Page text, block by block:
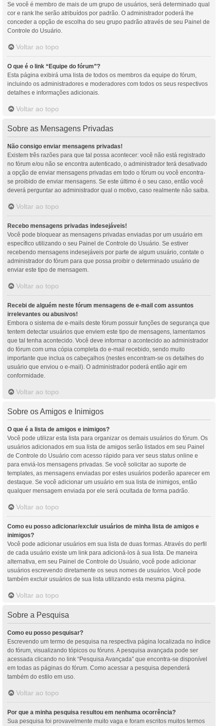
Se você é membro de mais de um grupo de usuários, será determinado qual
cor e rank lhe serão atribuídos por padrão. O administrador poderá lhe
conceder a opção de escolha do seu grupo padrão através de seu Painel de
Controle do Usuário.
Voltar ao topo
O que é o link “Equipe do fórum”?
Esta página exibirá uma lista de todos os membros da equipe do fórum,
incluindo os administradores e moderadores com todos os seus respectivos
detalhes e informações adicionais.
Voltar ao topo
Sobre as Mensagens Privadas
Não consigo enviar mensagens privadas!
Existem três razões para que tal possa acontecer: você não está registrado
no fórum e/ou não se encontra autenticado, o administrador terá desativado
a opção de enviar mensagens privadas em todo o fórum ou você encontra-
se proibido de enviar mensagens. Se este último é o seu caso, então você
deverá perguntar ao administrador qual o motivo, caso realmente não saiba.
Voltar ao topo
Recebo mensagens privadas indesejáveis!
Você pode bloquear as mensagens privadas enviadas por um usuário em
específico utilizando o seu Painel de Controle do Usuário. Se estiver
recebendo mensagens indesejáveis por parte de algum usuário, contate o
administrador do fórum para que possa proibir o determinado usuário de
enviar este tipo de mensagem.
Voltar ao topo
Recebi de alguém neste fórum mensagens de e-mail com assuntos
irrelevantes ou abusivos!
Embora o sistema de e-mails deste fórum possuir funções de segurança que
tentem detectar usuários que enviem este tipo de mensagens, lamentamos
que tal tenha acontecido. Você deve informar o acontecido ao administrador
do fórum com uma cópia completa do e-mail recebido, sendo muito
importante que inclua os cabeçalhos (nestes encontram-se os detalhes do
usuário que enviou o e-mail). O administrador poderá então agir em
conformidade.
Voltar ao topo
Sobre os Amigos e Inimigos
O que é a lista de amigos e inimigos?
Você pode utilizar esta lista para organizar os demais usuários do fórum. Os
usuários adicionados em sua lista de amigos serão listados em seu Painel
de Controle do Usuário com acesso rápido para ver seus status online e
para enviá-los mensagens privadas. Se você solicitar ao suporte de
templates, as mensagens enviadas por estes usuários poderão aparecer em
destaque. Se você adicionar um usuário em sua lista de inimigos, então
qualquer mensagem enviada por ele será ocultada de forma padrão.
Voltar ao topo
Como eu posso adicionar/excluir usuários de minha lista de amigos e
inimigos?
Você pode adicionar usuários em sua lista de duas formas. Através do perfil
de cada usuário existe um link para adicioná-los à sua lista. De maneira
alternativa, em seu Painel de Controle do Usuário, você pode adicionar
usuários escrevendo diretamente os seus nomes de usuários. Você pode
também excluir usuários de sua lista utilizando esta mesma página.
Voltar ao topo
Sobre a Pesquisa
Como eu posso pesquisar?
Escrevendo um termo de pesquisa na respectiva página localizada no índice
do fórum, visualizando tópicos ou fóruns. A pesquisa avançada pode ser
acessada clicando no link “Pesquisa Avançada” que encontra-se disponível
em todas as páginas do fórum. Como acessar a pesquisa dependerá
também do estilo em uso.
Voltar ao topo
Por que a minha pesquisa resultou em nenhuma ocorrência?
Sua pesquisa foi provavelmente muito vaga e foram escritos muitos termos